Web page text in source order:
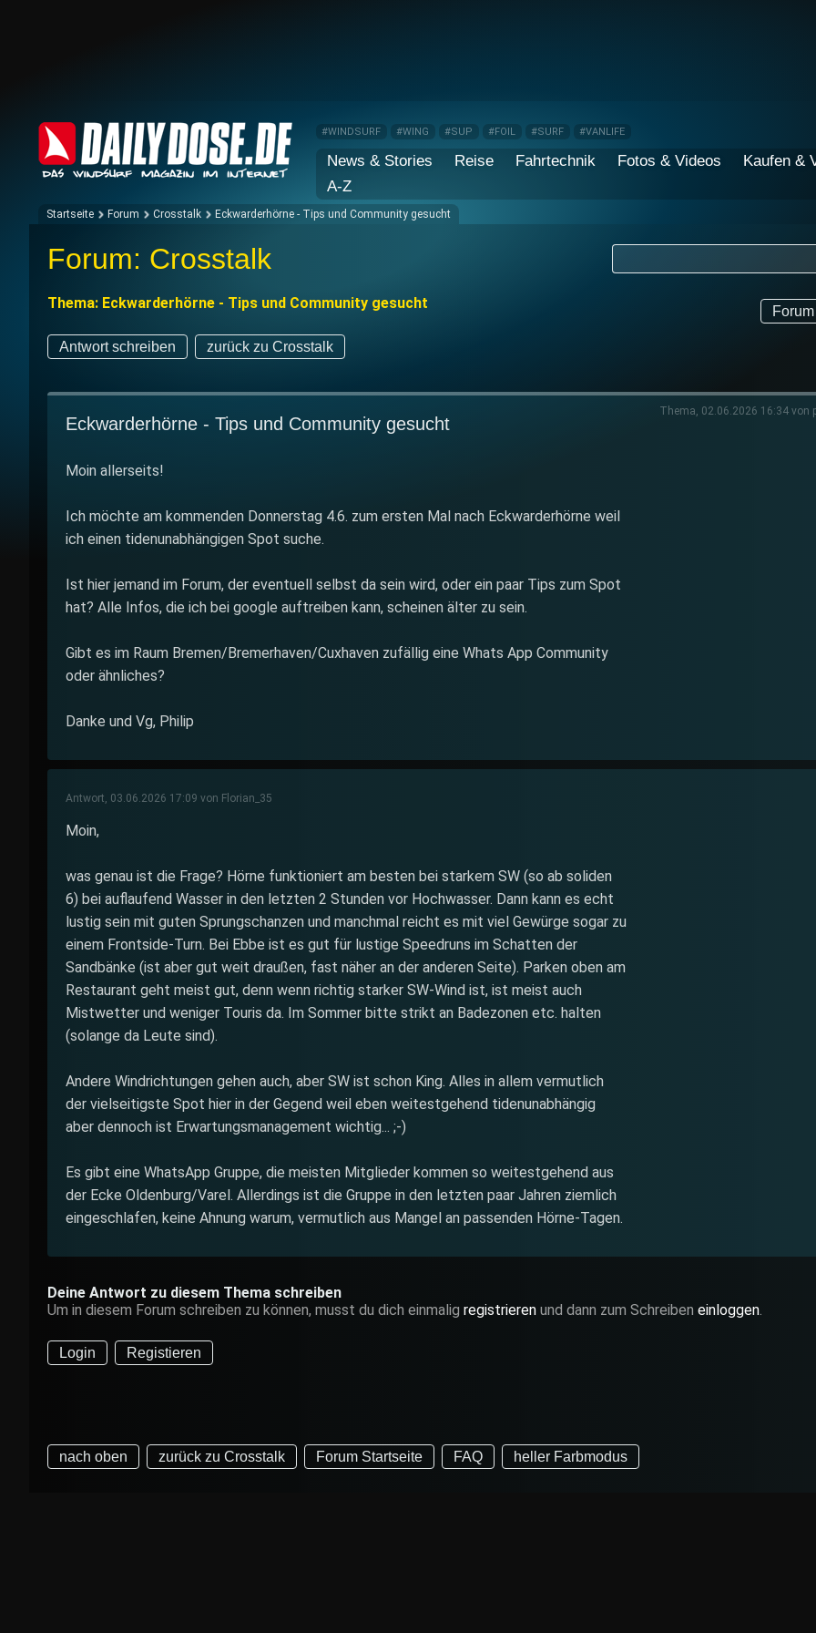
#WINDSURF #WING #SUP #FOIL #SURF #VANLIFE
News & Stories Reise Fahrtechnik Fotos & Videos
Kaufen &
A-Z
Startseite Forum Crosstalk Eckwarderhörne - Tips und Community gesucht
Forum: Crosstalk
Thema: Eckwarderhörne - Tips und Community gesucht
Antwort schreiben zurück zu Crosstalk
Eckwarderhörne - Tips und Community gesucht
Moin allerseits!
Ich möchte am kommenden Donnerstag 4.6. zum ersten Mal nach Eckwarderhörne weil
ich einen tidenunabhängigen Spot suche.
Ist hier jemand im Forum, der eventuell selbst da sein wird, oder ein paar Tips zum Spot
hat? Alle Infos, die ich bei google auftreiben kann, scheinen älter zu sein.
Gibt es im Raum Bremen/Bremerhaven/Cuxhaven zufällig eine Whats App Community
oder ähnliches?
Danke und Vg, Philip
Thema, 02.06.2026 16:34 von
Antwort, 03.06.2026 17:09 von Florian_35
Moin,
was genau ist die Frage? Hörne funktioniert am besten bei starkem SW (so ab soliden
6) bei auflaufend Wasser in den letzten 2 Stunden vor Hochwasser. Dann kann es echt
lustig sein mit guten Sprungschanzen und manchmal reicht es mit viel Gewürge sogar zu
einem Frontside-Turn. Bei Ebbe ist es gut für lustige Speedruns im Schatten der
Sandbänke (ist aber gut weit draußen, fast näher an der anderen Seite). Parken oben am
Restaurant geht meist gut, denn wenn richtig starker SW-Wind ist, ist meist auch
Mistwetter und weniger Touris da. Im Sommer bitte strikt an Badezonen etc. halten
(solange da Leute sind).
Andere Windrichtungen gehen auch, aber SW ist schon King. Alles in allem vermutlich
der vielseitigste Spot hier in der Gegend weil eben weitestgehend tidenunabhängig
aber dennoch ist Erwartungsmanagement wichtig... ;-)
Es gibt eine WhatsApp Gruppe, die meisten Mitglieder kommen so weitestgehend aus
der Ecke Oldenburg/Varel. Allerdings ist die Gruppe in den letzten paar Jahren ziemlich
eingeschlafen, keine Ahnung warum, vermutlich aus Mangel an passenden Hörne-Tagen.
Deine Antwort zu diesem Thema schreiben
Um in diesem Forum schreiben zu können, musst du dich einmalig registrieren und dann zum Schreiben einloggen.
Login Registieren
nach oben zurück zu Crosstalk Forum Startseite FAQ heller Farbmodus